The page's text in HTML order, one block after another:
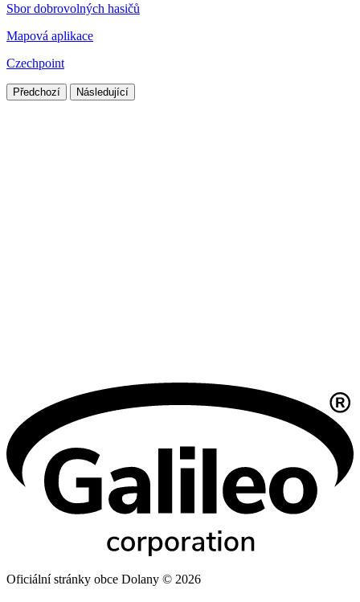
Sbor dobrovolných hasičů
Mapová aplikace
Czechpoint
Předchozí Následující
Oficiální stránky obce Dolany © 2026